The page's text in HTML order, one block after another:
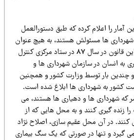
را اعلام کرده که طبق دستورالعمل
ها مسئولش هستند، به هیچ عنوان
نباید سگ ها کشته شوند. این قانون در سال 87 در ستاد مرکزی کنترل
در سازمان شهرداری ها و
بار توسط وزارت کشور و همچنین
شهرداری ها ابلاغ شده است.
ها و دهیاری ها هستند، می
کنند و به محل هایی که از
در آن محل عقیم سازی، اصلاح نژاد
و تنها در صورتی که یک سگ بیماری